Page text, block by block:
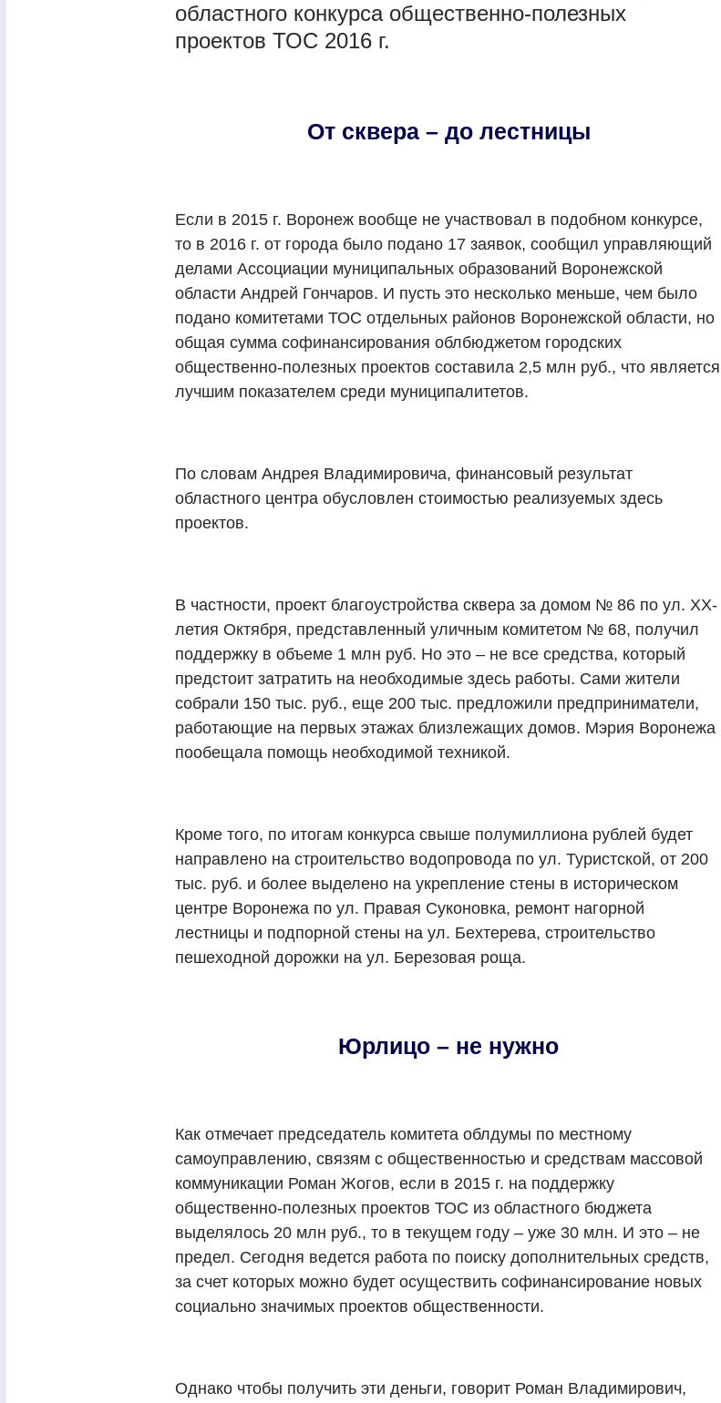
областного конкурса общественно-полезных
проектов ТОС 2016 г.
От сквера – до лестницы
Если в 2015 г. Воронеж вообще не участвовал в подобном конкурсе,
то в 2016 г. от города было подано 17 заявок, сообщил управляющий
делами Ассоциации муниципальных образований Воронежской
области Андрей Гончаров. И пусть это несколько меньше, чем было
подано комитетами ТОС отдельных районов Воронежской области, но
общая сумма софинансирования облбюджетом городских
общественно-полезных проектов составила 2,5 млн руб., что является
лучшим показателем среди муниципалитетов.
По словам Андрея Владимировича, финансовый результат
областного центра обусловлен стоимостью реализуемых здесь
проектов.
В частности, проект благоустройства сквера за домом № 86 по ул. ХХ-
летия Октября, представленный уличным комитетом № 68, получил
поддержку в объеме 1 млн руб. Но это – не все средства, который
предстоит затратить на необходимые здесь работы. Сами жители
собрали 150 тыс. руб., еще 200 тыс. предложили предприниматели,
работающие на первых этажах близлежащих домов. Мэрия Воронежа
пообещала помощь необходимой техникой.
Кроме того, по итогам конкурса свыше полумиллиона рублей будет
направлено на строительство водопровода по ул. Туристской, от 200
тыс. руб. и более выделено на укрепление стены в историческом
центре Воронежа по ул. Правая Суконовка, ремонт нагорной
лестницы и подпорной стены на ул. Бехтерева, строительство
пешеходной дорожки на ул. Березовая роща.
Юрлицо – не нужно
Как отмечает председатель комитета облдумы по местному
самоуправлению, связям с общественностью и средствам массовой
коммуникации Роман Жогов, если в 2015 г. на поддержку
общественно-полезных проектов ТОС из областного бюджета
выделялось 20 млн руб., то в текущем году – уже 30 млн. И это – не
предел. Сегодня ведется работа по поиску дополнительных средств,
за счет которых можно будет осуществить софинансирование новых
социально значимых проектов общественности.
Однако чтобы получить эти деньги, говорит Роман Владимирович,